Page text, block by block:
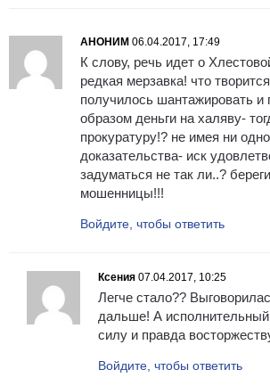
АНОНИМ 06.04.2017, 17:49
К слову, речь идет о
редкая мерзавка! что
получилось шантажировать и
образом деньги на халяву-
прокуратуру!? не имея ни
доказательства- иск
задуматься не так ли..?
мошенницы!!!
Войдите, чтобы ответить
Ксения 07.04.2017, 10:25
Легче стало??
дальше! А исполнительный
силу и правда
Войдите, чтобы ответить